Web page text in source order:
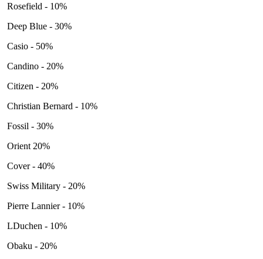
Rosefield - 10%
Deep Blue - 30%
Casio - 50%
Candino - 20%
Citizen - 20%
Christian Bernard - 10%
Fossil - 30%
Orient 20%
Cover - 40%
Swiss Military - 20%
Pierre Lannier - 10%
LDuchen - 10%
Obaku - 20%